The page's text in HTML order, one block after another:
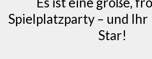
Spielplatzparty – und Ihr
Star!